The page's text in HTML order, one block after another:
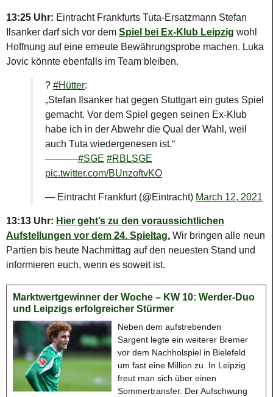
13:25 Uhr: Eintracht Frankfurts Tuta-Ersatzmann Stefan
Ilsanker darf sich vor dem Spiel bei Ex-Klub Leipzig wohl
Hoffnung auf eine erneute Bewährungsprobe machen. Luka
Jovic könnte ebenfalls im Team bleiben.
?️ #Hütter:
„Stefan Ilsanker hat gegen Stuttgart ein gutes Spiel
gemacht. Vor dem Spiel gegen seinen Ex-Klub
habe ich in der Abwehr die Qual der Wahl, weil
auch Tuta wiedergenesen ist.“
––––––#SGE #RBLSGE
pic.twitter.com/BUnzoftvKO
— Eintracht Frankfurt (@Eintracht) March 12, 2021
13:13 Uhr: Hier geht’s zu den voraussichtlichen
Aufstellungen vor dem 24. Spieltag. Wir bringen alle neun
Partien bis heute Nachmittag auf den neuesten Stand und
informieren euch, wenn es soweit ist.
Marktwertgewinner der Woche – KW 10: Werder-Duo
und Leipzigs erfolgreicher Stürmer
Neben dem aufstrebenden
Sargent legte ein weiterer Bremer
vor dem Nachholspiel in Bielefeld
um fast eine Million zu. In Leipzig
freut man sich über einen
Sommertransfer. Der Aufschwung